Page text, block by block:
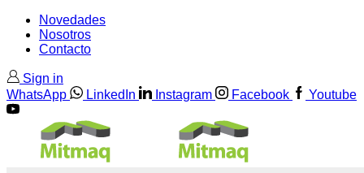
Novedades
Nosotros
Contacto
Sign in
WhatsApp
LinkedIn Instagram Facebook Youtube